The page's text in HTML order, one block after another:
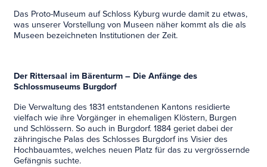
Das Proto-Museum auf Schloss Kyburg wurde damit zu etwas,
was unserer Vorstellung von Museen näher kommt als die als
Museen bezeichneten Institutionen der Zeit.
Der Rittersaal im Bärenturm – Die Anfänge des
Schlossmuseums Burgdorf
Die Verwaltung des 1831 entstandenen Kantons residierte
vielfach wie ihre Vorgänger in ehemaligen Klöstern, Burgen
und Schlössern. So auch in Burgdorf. 1884 geriet dabei der
zähringische Palas des Schlosses Burgdorf ins Visier des
Hochbauamtes, welches neuen Platz für das zu vergrössernde
Gefängnis suchte.